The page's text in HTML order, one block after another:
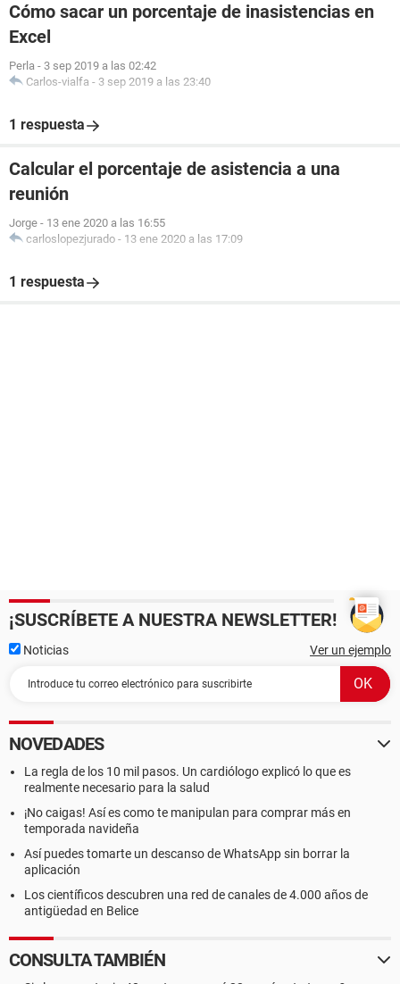
Cómo sacar un porcentaje de inasistencias en
Excel
Perla - 3 sep 2019 a las 02:42
Carlos-vialfa - 3 sep 2019 a las 23:40
1 respuesta
Calcular el porcentaje de asistencia a una
reunión
Jorge - 13 ene 2020 a las 16:55
carloslopezjurado - 13 ene 2020 a las 17:09
1 respuesta
¡SUSCRÍBETE A NUESTRA NEWSLETTER!
Noticias Ver un ejemplo
NOVEDADES
La regla de los 10 mil pasos. Un cardiólogo explicó lo que es
realmente necesario para la salud
¡No caigas! Así es como te manipulan para comprar más en
temporada navideña
Así puedes tomarte un descanso de WhatsApp sin borrar la
aplicación
Los científicos descubren una red de canales de 4.000 años de
antigüedad en Belice
CONSULTA TAMBIÉN